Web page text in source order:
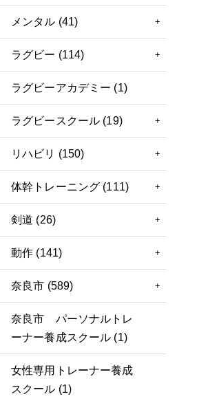
メンタル (41)
ラグビー (114)
ラグビーアカデミー (1)
ラグビースクール (19)
リハビリ (150)
体幹トレーニング (111)
剣道 (26)
動作 (141)
奈良市 (589)
奈良市 パーソナルトレ
ーナー養成スクール (1)
女性専用トレーナー養成
スクール (1)